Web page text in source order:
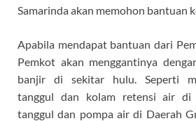
Samarinda akan memohon bantuan
Apabila mendapat bantuan dari
Pemkot akan menggantinya
banjir di sekitar hulu. Seperti
tanggul dan kolam retensi air di
tanggul dan pompa air di Daerah